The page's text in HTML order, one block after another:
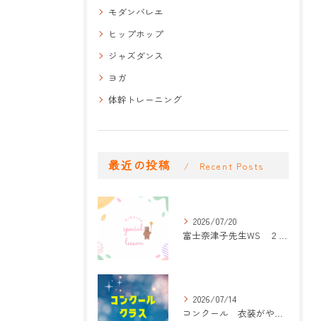
モダンバレエ
ヒップホップ
ジャズダンス
ヨガ
体幹トレーニング
最近の投稿 Recent Posts
2026/07/20
富士奈津子先生WS ２回目
2026/07/14
コンクール 衣装がやって来た！